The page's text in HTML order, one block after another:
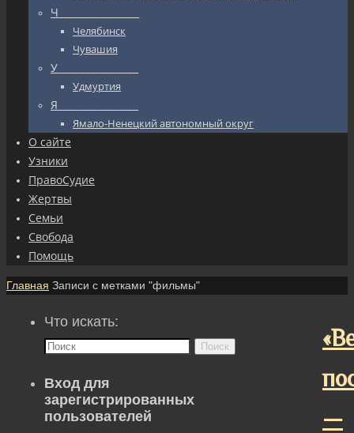
Ч_________________
Челябинск
Чувашия
У_________________
Удмуртия
Я_________________
Ямало-Ненецкий автономный округ
О сайте
Узники
ПравоСудие
Жертвы
Семьи
Свобода
Помощь
Главная Записи с метками "фильмы"
—
Что искать:
Поиск
Вход для
зарегистрированных
пользователей